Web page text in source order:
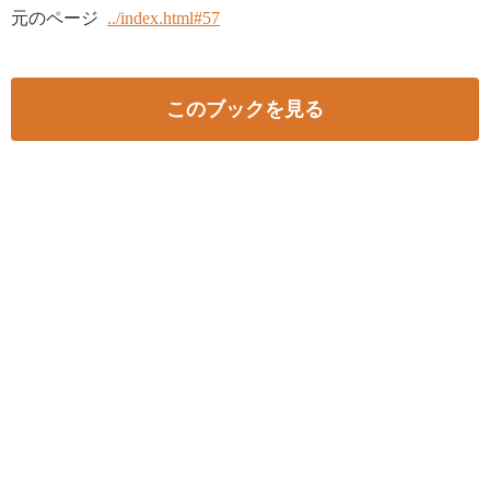
元のページ ../index.html#57
このブックを見る